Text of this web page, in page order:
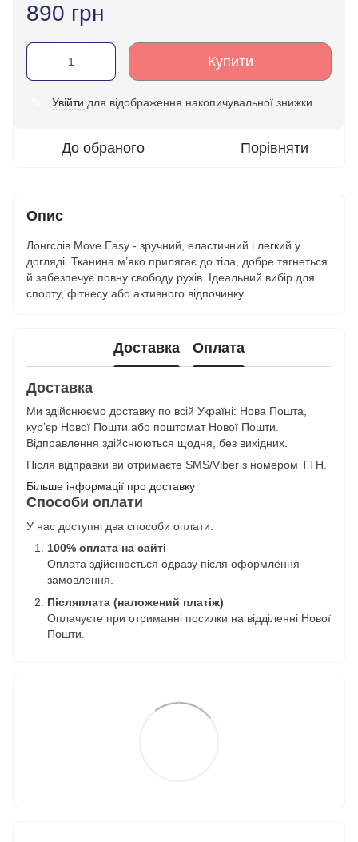
890 грн
Купити
Увійти для відображення накопичувальної знижки
До обраного Порівняти
Опис
Лонгслів Move Easy - зручний, еластичний і легкий у
догляді. Тканина м’яко прилягає до тіла, добре тягнеться
й забезпечує повну свободу рухів. Ідеальний вибір для
спорту, фітнесу або активного відпочинку.
Доставка Оплата
Доставка
Ми здійснюємо доставку по всій Україні: Нова Пошта,
курʼєр Нової Пошти або поштомат Нової Пошти.
Відправлення здійснюються щодня, без вихідних.
Після відправки ви отримаєте SMS/Viber з номером ТТН.
Більше інформації про доставку
Способи оплати
У нас доступні два способи оплати:
100% оплата на сайті
Оплата здійснюється одразу після оформлення
замовлення.
Післяплата (наложений платіж)
Оплачуєте при отриманні посилки на відділенні Нової
Пошти.